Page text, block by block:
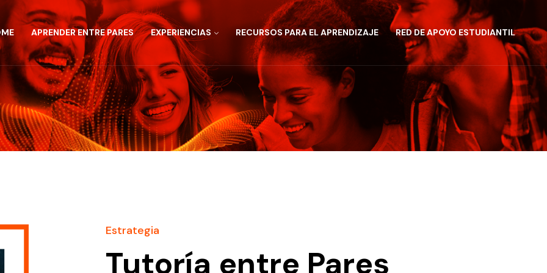
APRENDER ENTRE PARES EXPERIENCIAS RECURSOS PARA EL APRENDIZAJE RED DE APOYO ESTUDIANTIL
Estrategia
Tutoría entre Pares